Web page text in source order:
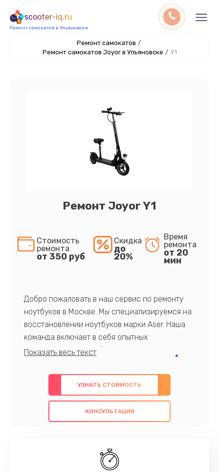
scooter-iq.ru
Ремонт самокатов в Ульяновске
Ремонт самокатов /
Ремонт самокатов Joyor в Ульяновске / Y1
Ремонт Joyor Y1
Стоимость
ремонта
от 350 руб
Скидка
до
20%
Время
ремонта
от 20
мин
Добро пожаловать в наш сервис по ремонту
ноутбуков в Москве. Мы специализируемся на
восстановлении ноутбуков марки Aser. Наша
команда включает в себя опытных
профессионалов с обширными знаниями и
предлагаем быстрый и качественный ремонт с
использованием оригинальных компонентов, а
также гарантируем качество всех
проведенных работ. Наша цель - предоставить
наилучшим образом. Не медлите записаться на
УЗНАТЬ СТОИМОСТЬ
КОНСУЛЬТАЦИЯ